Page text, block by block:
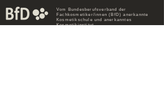
Vom Bundesberufsverband der
Fachkosmetiker/innen (BfD) anerkannte
Kosmetikschule und anerkanntes
Kosmetikinstitut.